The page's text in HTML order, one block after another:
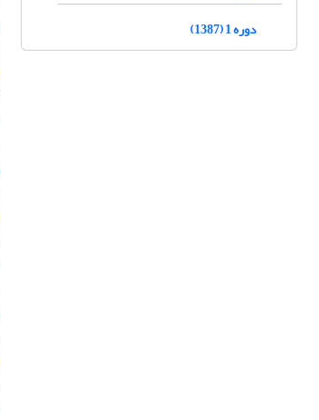
دوره 1 (1387)